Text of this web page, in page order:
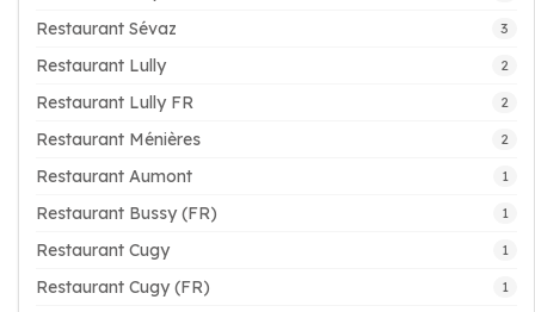
Restaurant Sévaz 3
Restaurant Lully 2
Restaurant Lully FR 2
Restaurant Ménières 2
Restaurant Aumont 1
Restaurant Bussy (FR) 1
Restaurant Cugy 1
Restaurant Cugy (FR) 1